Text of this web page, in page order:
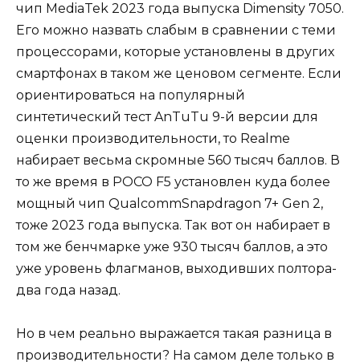
чип MediaTek 2023 года выпуска Dimensity 7050.
Его можно назвать слабым в сравнении с теми
процессорами, которые установлены в других
смартфонах в таком же ценовом сегменте. Если
ориентироваться на популярный
синтетический тест AnTuTu 9-й версии для
оценки производительности, то Realme
набирает весьма скромные 560 тысяч баллов. В
то же время в POCO F5 установлен куда более
мощный чип QualcommSnapdragon 7+ Gen 2,
тоже 2023 года выпуска. Так вот он набирает в
том же бенчмарке уже 930 тысяч баллов, а это
уже уровень флагманов, выходивших полтора-
два года назад.
Но в чем реально выражается такая разница в
производительности? На самом деле только в